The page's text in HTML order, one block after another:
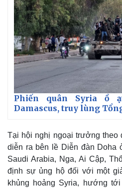
Phiến quân Syria ồ
Damascus, truy lùng
Tại hội nghị ngoại trưởng theo
diễn ra bên lề Diễn đàn Doha
Saudi Arabia, Nga, Ai Cập,
định sự ủng hộ đối với một
khủng hoảng Syria, hướng